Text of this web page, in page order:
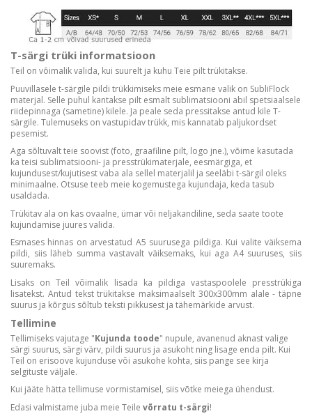
T-särgi trüki informatsioon
Teil on võimalik valida, kui suurelt ja kuhu Teie pilt trükitakse.
Puuvillasele t-särgile pildi trükkimiseks meie esmane valik on SubliFlock
materjal. Selle puhul kantakse pilt esmalt sublimatsiooni abil spetsiaalsele
riidepinnaga (sametine) kilele. Ja peale seda pressitakse antud kile T-
särgile. Tulemuseks on vastupidav trükk, mis kannatab paljukordset
pesemist.
Aga sõltuvalt teie soovist (foto, graafiline pilt, logo jne.), võime kasutada
ka teisi sublimatsiooni- ja presstrükimaterjale, eesmärgiga, et
kujundusest/kujutisest vaba ala sellel materjalil ja seeläbi t-särgil oleks
minimaalne. Otsuse teeb meie kogemustega kujundaja, keda tasub
usaldada.
Trükitav ala on kas ovaalne, ümar või neljakandiline, seda saate toote
kujundamise juures valida.
Esmases hinnas on arvestatud A5 suurusega pildiga. Kui valite väiksema
pildi, siis läheb summa vastavalt väiksemaks, kui aga A4 suuruses, siis
suuremaks.
Lisaks on Teil võimalik lisada ka pildiga vastaspoolele presstrükiga
lisatekst. Antud tekst trükitakse maksimaalselt 300x300mm alale - täpne
suurus ja kõrgus sõltub teksti pikkusest ja tähemärkide arvust.
Tellimine
Tellimiseks vajutage "Kujunda toode" nupule, avanenud aknast valige
särgi suurus, särgi värv, pildi suurus ja asukoht ning lisage enda pilt. Kui
Teil on erisoove kujunduse või asukohe kohta, siis pange see kirja
selgituste väljale.
Kui jääte hätta tellimuse vormistamisel, siis võtke meiega ühendust.
Edasi valmistame juba meie Teile võrratu t-särgi!